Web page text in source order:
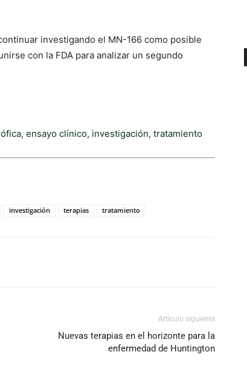
investigando el MN-166 como posible
con la FDA para analizar un segundo
, ensayo clínico, investigación, tratamiento
investigación terapias tratamiento
Artículo siguiente
Nuevas terapias en el horizonte para la
enfermedad de Huntington